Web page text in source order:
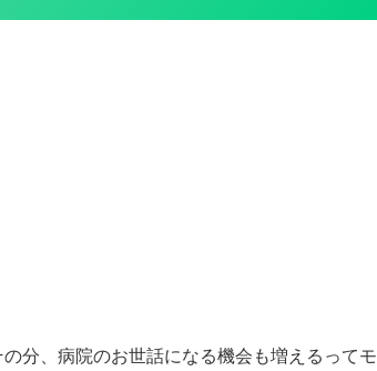
分、病院のお世話になる機会も増えるってモ